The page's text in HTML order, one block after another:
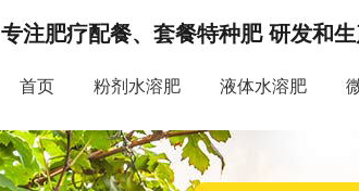
专注肥疗配餐、套餐特种肥 研发和
首页 粉剂水溶肥 液体水溶肥